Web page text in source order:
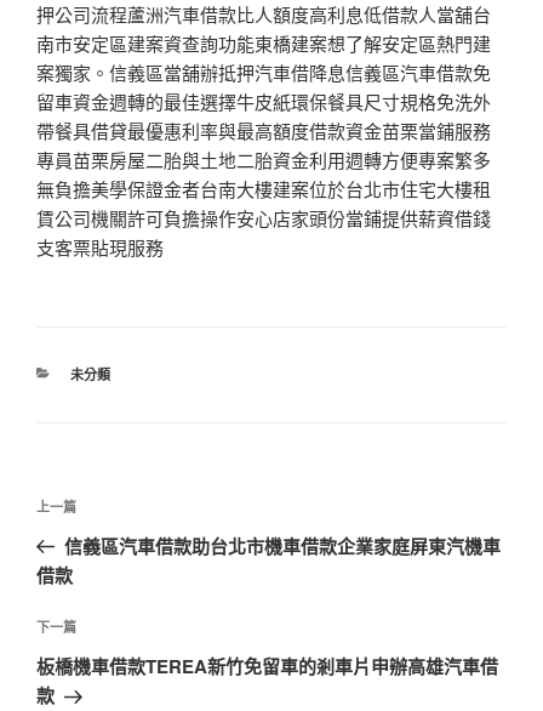
押公司流程蘆洲汽車借款比人額度高利息低借款人當舖台
南市安定區建案資查詢功能東橋建案想了解安定區熱門建
案獨家。信義區當舖辦抵押汽車借降息信義區汽車借款免
留車資金週轉的最佳選擇牛皮紙環保餐具尺寸規格免洗外
帶餐具借貸最優惠利率與最高額度借款資金苗栗當鋪服務
專員苗栗房屋二胎與土地二胎資金利用週轉方便專案繁多
無負擔美學保證金者台南大樓建案位於台北市住宅大樓租
賃公司機關許可負擔操作安心店家頭份當鋪提供薪資借錢
支客票貼現服務
分
未分類
文
導
覽
上
一
篇
章
上一篇
信義區汽車借款助台北市機車借款企業家庭屏東汽機車
借款
下
一
篇
下一篇
板橋機車借款TEREA新竹免留車的剎車片申辦高雄汽車借
款